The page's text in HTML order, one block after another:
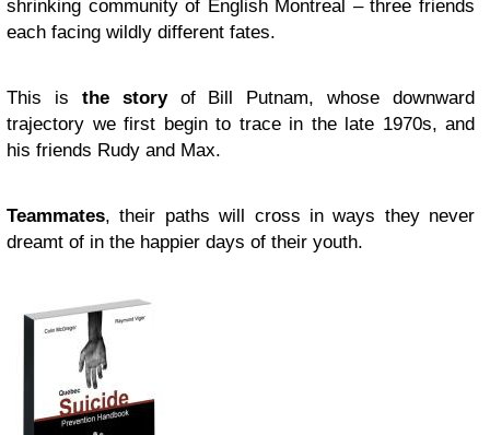
shrinking community of English Montreal – three friends
each facing wildly different fates.
This is the storyof Bill Putnam, whose downward
trajectory we first begin to trace in the late 1970s, and
his friends Rudy and Max.
Teammates, their paths will cross in ways they never
dreamt of in the happier days of their youth.